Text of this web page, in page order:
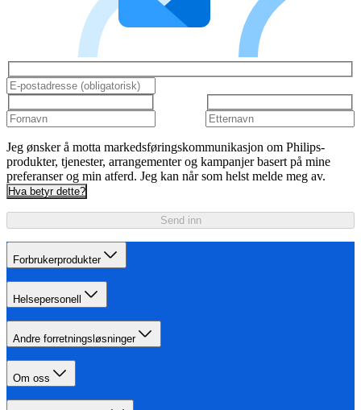
Jeg ønsker å motta markedsføringskommunikasjon om Philips-
produkter, tjenester, arrangementer og kampanjer basert på mine
preferanser og min atferd. Jeg kan når som helst melde meg av.
Hva betyr dette?
Send inn
Forbrukerprodukter
Helsepersonell
Andre forretningsløsninger
Om oss